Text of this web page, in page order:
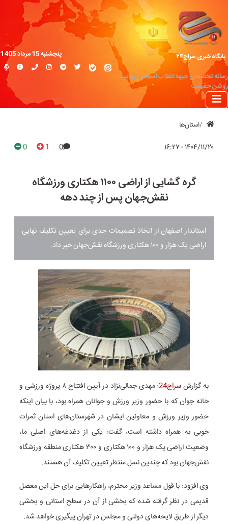
پایگاه خبری سراج۲۴
رسانه تخصصی جبهه انقلاب اسلامی؛ روایت
روشن حقیقت
پنجشنبه 15 مرداد 1405
استان‌ها
۱۴۰۴/۱۱/۲۰ - ۱۶:۲۷ 0
1
0
گره گشایی از اراضی ۱۱۰۰ هکتاری ورزشگاه
نقش‌جهان پس از چند دهه
​استاندار اصفهان از اتخاذ تصمیمات جدی برای تعیین تکلیف نهایی
اراضی یک هزار و ۱۰۰ هکتاری ورزشگاه نقش‌جهان خبر داد.
به گزارشسراج24
؛ مهدی جمالی‌نژاد در آیین افتتاح ۸ پروژه ورزشی و
خانه جوان که با حضور وزیر ورزش و جوانان همراه بود، با بیان اینکه
حضور وزیر ورزش و معاونین ایشان در شهرستان‌های استان ثمرات
خوبی به همراه داشته است، گفت: یکی از دغدغه‌های اصلی ما،
وضعیت اراضی یک هزار و ۱۰۰ هکتاری و ۳۰۰ هکتاری منطقه ورزشگاه
نقش‌جهان بود که چندین نسل منتظر تعیین تکلیف آن هستند.
وی افزود: با قول مساعد وزیر محترم، راهکارهایی برای حل این معضل
قدیمی در نظر گرفته شده که بخشی از آن در سطح استانی و بخشی
دیگر از طریق لایحه‌های دولتی و مجلس در تهران پیگیری خواهد شد.